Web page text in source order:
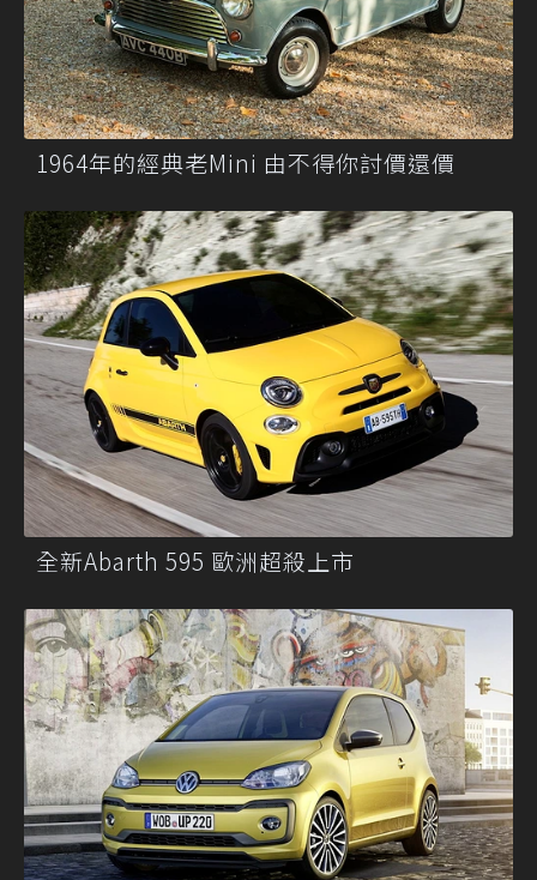
1964年的經典老Mini 由不得你討價還價
全新Abarth 595 歐洲超殺上市